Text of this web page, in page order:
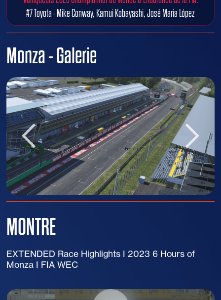
#7 Toyota - Mike Conway, Kamui Kobayashi, José Maria López
Monza - Galerie
MONTRE
EXTENDED Race Highlights I 2023 6 Hours of
Monza I FIA WEC